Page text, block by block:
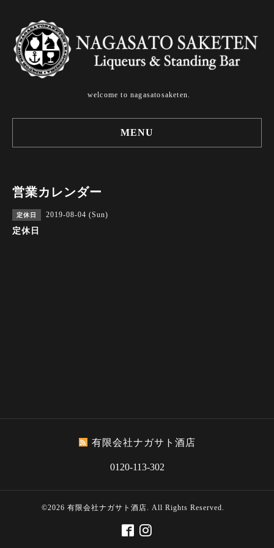
welcome to nagasatosaketen.
MENU
営業カレンダー
定休日 2019-08-04 (Sun)
定休日
有限会社ナガサト酒店
0120-113-302
©2026 有限会社ナガサト酒店. All Rights Reserved.